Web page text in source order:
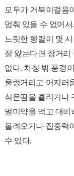
모두가 거북이걸음
멈춰 있을 수 없어
느릿한 행렬이 몇
잘 앓는다면 장거리
없다. 차창 밖 풍경
울렁거리고 어지러
식은땀을 흘리거나
멀미약을 먹고 대비
몰려오거나 집중력
수 있다.